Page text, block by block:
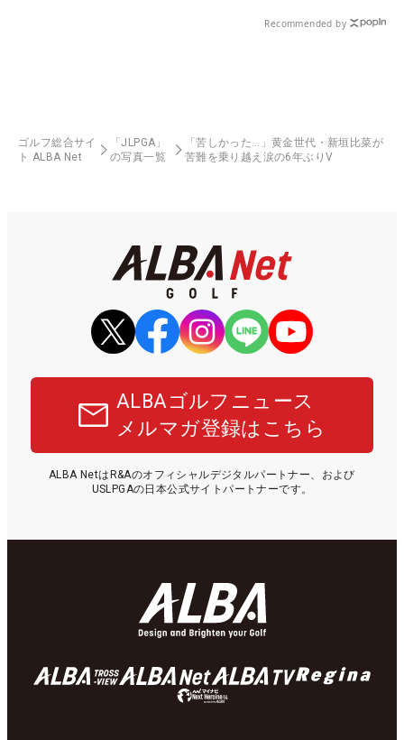
Recommended by
ゴルフ総合サイ
ト ALBA Net
「JLPGA」
の写真一覧
「苦しかった…」黄金世代・新垣比菜が
苦難を乗り越え涙の6年ぶりV
ALBAゴルフニュース
メルマガ登録はこちら
ALBA NetはR&Aのオフィシャルデジタルパートナー、および
USLPGAの日本公式サイトパートナーです。